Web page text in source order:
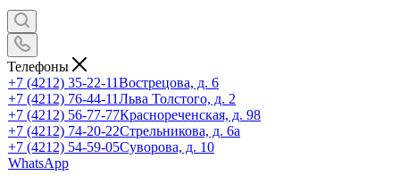
Телефоны
+7 (4212) 35-22-11Вострецова, д. 6
+7 (4212) 76-44-11Льва Толстого, д. 2
+7 (4212) 56-77-77Краснореченская, д. 98
+7 (4212) 74-20-22Стрельникова, д. 6а
+7 (4212) 54-59-05Суворова, д. 10
WhatsApp